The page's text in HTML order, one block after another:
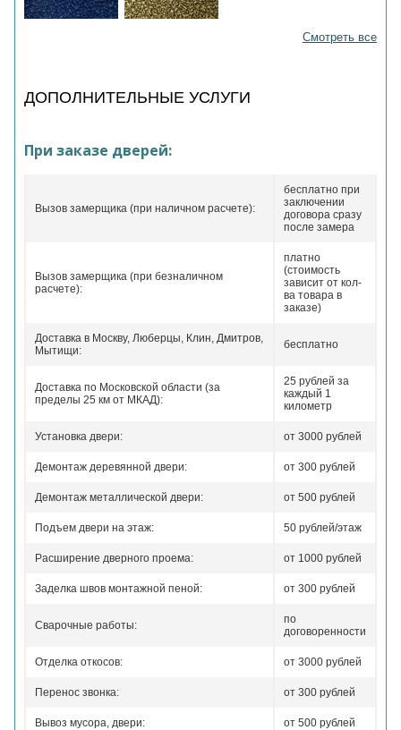
Смотреть все
ДОПОЛНИТЕЛЬНЫЕ УСЛУГИ
При заказе дверей:
Вызов замерщика (при наличном расчете):
бесплатно при
заключении
договора сразу
после замера
Вызов замерщика (при безналичном
расчете):
платно
(стоимость
зависит от кол-
ва товара в
заказе)
Доставка в Москву, Люберцы, Клин, Дмитров,
Мытищи:
бесплатно
Доставка по Московской области (за
пределы 25 км от МКАД):
25 рублей за
каждый 1
километр
Установка двери: от 3000 рублей
Демонтаж деревянной двери: от 300 рублей
Демонтаж металлической двери: от 500 рублей
Подъем двери на этаж: 50 рублей/этаж
Расширение дверного проема: от 1000 рублей
Заделка швов монтажной пеной: от 300 рублей
Сварочные работы:
по
договоренности
Отделка откосов: от 3000 рублей
Перенос звонка: от 300 рублей
Вывоз мусора, двери: от 500 рублей